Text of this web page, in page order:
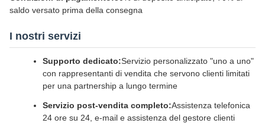
saldo versato prima della consegna
I nostri servizi
Supporto dedicato:Servizio personalizzato "uno a uno"
con rappresentanti di vendita che servono clienti limitati
per una partnership a lungo termine
Servizio post-vendita completo:Assistenza telefonica
24 ore su 24, e-mail e assistenza del gestore clienti